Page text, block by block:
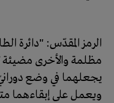
الرمز المقدّس: "دائرة
مظلمة والأخرى مضيئة
يجعلهما في وضع
ويعمل على إبقاءهما